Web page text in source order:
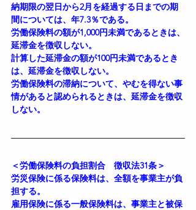
納期限の翌日から2月を経過する日までの期
間については、年7.3％である。
労働保険料の額が1,000円未満であるときは、
延滞金を徴収しない。
計算した延滞金の額が100円未満であるとき
は、延滞金を徴収しない。
労働保険料の滞納について、やむを得ない事
情があると認められるときは、延滞金を徴収
しない。
＜労働保険料の負担割合　徴収法31条＞
労災保険に係る保険料は、全額を事業主が負
担する。
雇用保険に係る一般保険料は、事業主と被保